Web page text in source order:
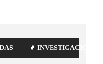
INVESTIGACIÓN